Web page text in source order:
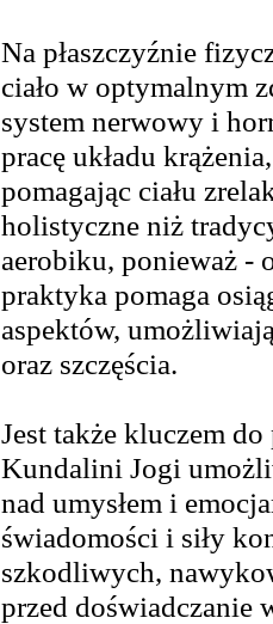
Na płaszczyźnie
ciało w optymalnym
system nerwowy i
pracę układu
pomagając ciału
holistyczne niż
aerobiku, ponieważ -
praktyka pomaga
aspektów,
oraz szczęścia.
Jest także kluczem
Kundalini Jogi
nad umysłem i
świadomości i siły
szkodliwych,
przed doświadczanie